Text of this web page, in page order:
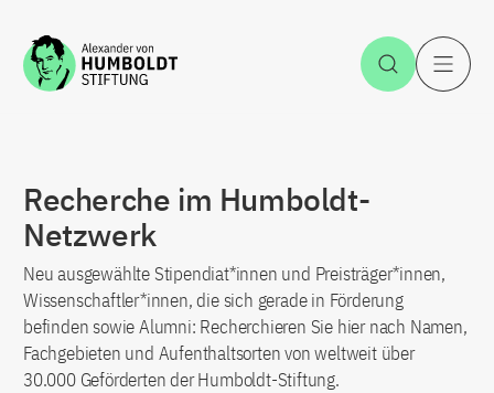
Zum Inhalt springen Suche
Recherche im Humboldt-
Netzwerk
Neu ausgewählte Stipendiat*innen und Preisträger*innen,
Wissenschaftler*innen, die sich gerade in Förderung
befinden sowie Alumni: Recherchieren Sie hier nach Namen,
Fachgebieten und Aufenthaltsorten von weltweit über
30.000 Geförderten der Humboldt-Stiftung.